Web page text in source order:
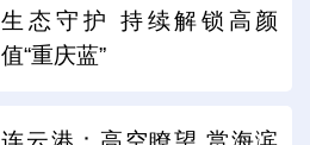
生态守护 持续解锁高颜
值“重庆蓝”